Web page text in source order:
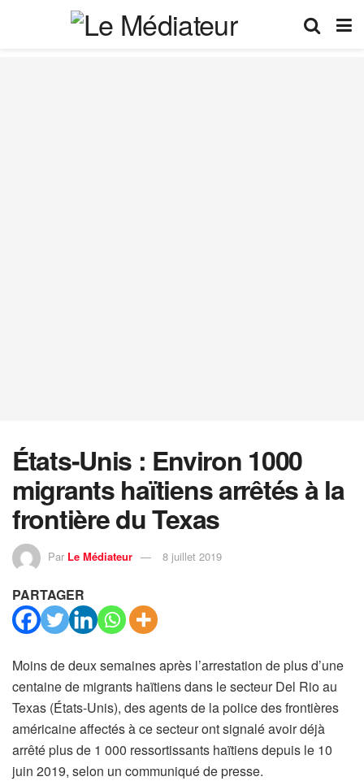
États-Unis : Environ 1000
migrants haïtiens arrêtés à la
frontière du Texas
Par Le Médiateur 8 juillet 2019
PARTAGER
Moins de deux semaines après l’arrestation de plus d’une
centaine de migrants haïtiens dans le secteur Del Rio au
Texas (États-Unis), des agents de la police des frontières
américaine affectés à ce secteur ont signalé avoir déjà
arrêté plus de 1 000 ressortissants haïtiens depuis le 10
juin 2019, selon un communiqué de presse.